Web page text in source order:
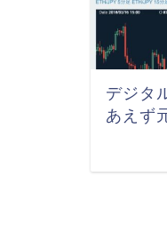
デジタ
あえず